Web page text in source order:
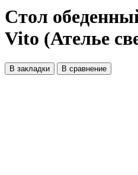
Стол
Vito (Ателье
В закладки В сравнение